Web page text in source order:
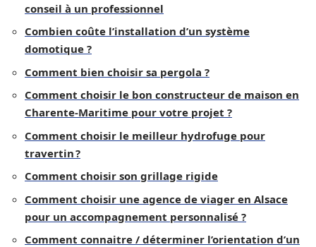
conseil à un professionnel
Combien coûte l’installation d’un système
domotique ?
Comment bien choisir sa pergola ?
Comment choisir le bon constructeur de maison en
Charente-Maritime pour votre projet ?
Comment choisir le meilleur hydrofuge pour
travertin ?
Comment choisir son grillage rigide
Comment choisir une agence de viager en Alsace
pour un accompagnement personnalisé ?
Comment connaitre / déterminer l’orientation d’un